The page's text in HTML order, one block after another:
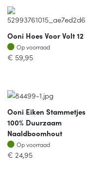
Ooni Hoes Voor Volt 12
Op voorraad
Op voorraad
€ 59,95
Ooni Eiken Stammetjes
100% Duurzaam
Naaldboomhout
Op voorraad
Op voorraad
€ 24,95